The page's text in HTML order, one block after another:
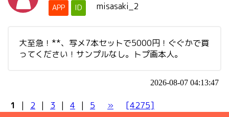
APP ID misasaki_2
大至急！**、写メ7本セットで5000円！ぐぐかで買
ってください！サンプルなし。トプ画本人。
2026-08-07 04:13:47
1 | 2 | 3 | 4 | 5 » [4275]